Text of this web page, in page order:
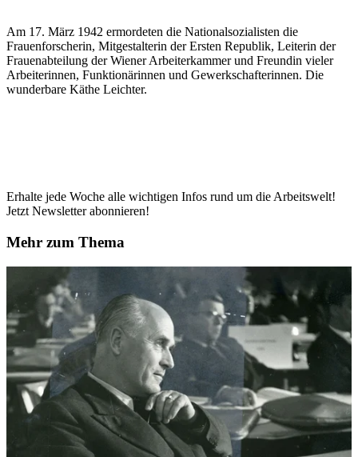
Am 17. März 1942 ermordeten die Nationalsozialisten die
Frauenforscherin, Mitgestalterin der Ersten Republik, Leiterin der
Frauenabteilung der Wiener Arbeiterkammer und Freundin vieler
Arbeiterinnen, Funktionärinnen und Gewerkschafterinnen. Die
wunderbare Käthe Leichter.
Erhalte jede Woche alle wichtigen Infos rund um die Arbeitswelt!
Jetzt Newsletter abonnieren!
Mehr zum Thema